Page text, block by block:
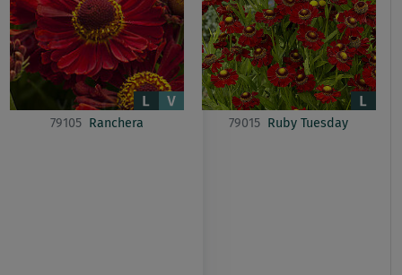
79105 Ranchera 79015 Ruby Tuesday